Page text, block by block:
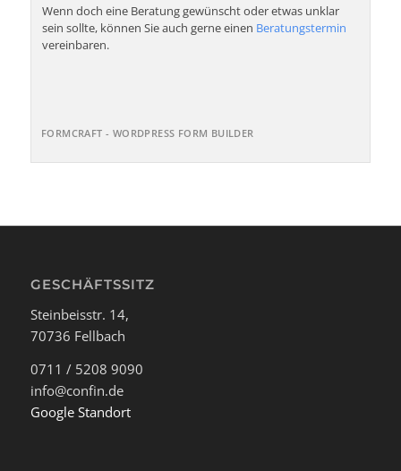
Wenn doch eine Beratung gewünscht oder etwas unklar
sein sollte, können Sie auch gerne einen Beratungstermin
vereinbaren.
FORMCRAFT - WORDPRESS FORM BUILDER
GESCHÄFTSSITZ
Steinbeisstr. 14,
70736 Fellbach
0711 / 5208 9090
info@confin.de
Google Standort